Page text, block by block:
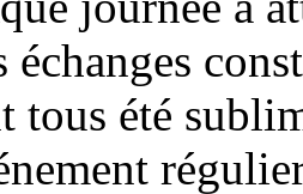
échanges
tous été